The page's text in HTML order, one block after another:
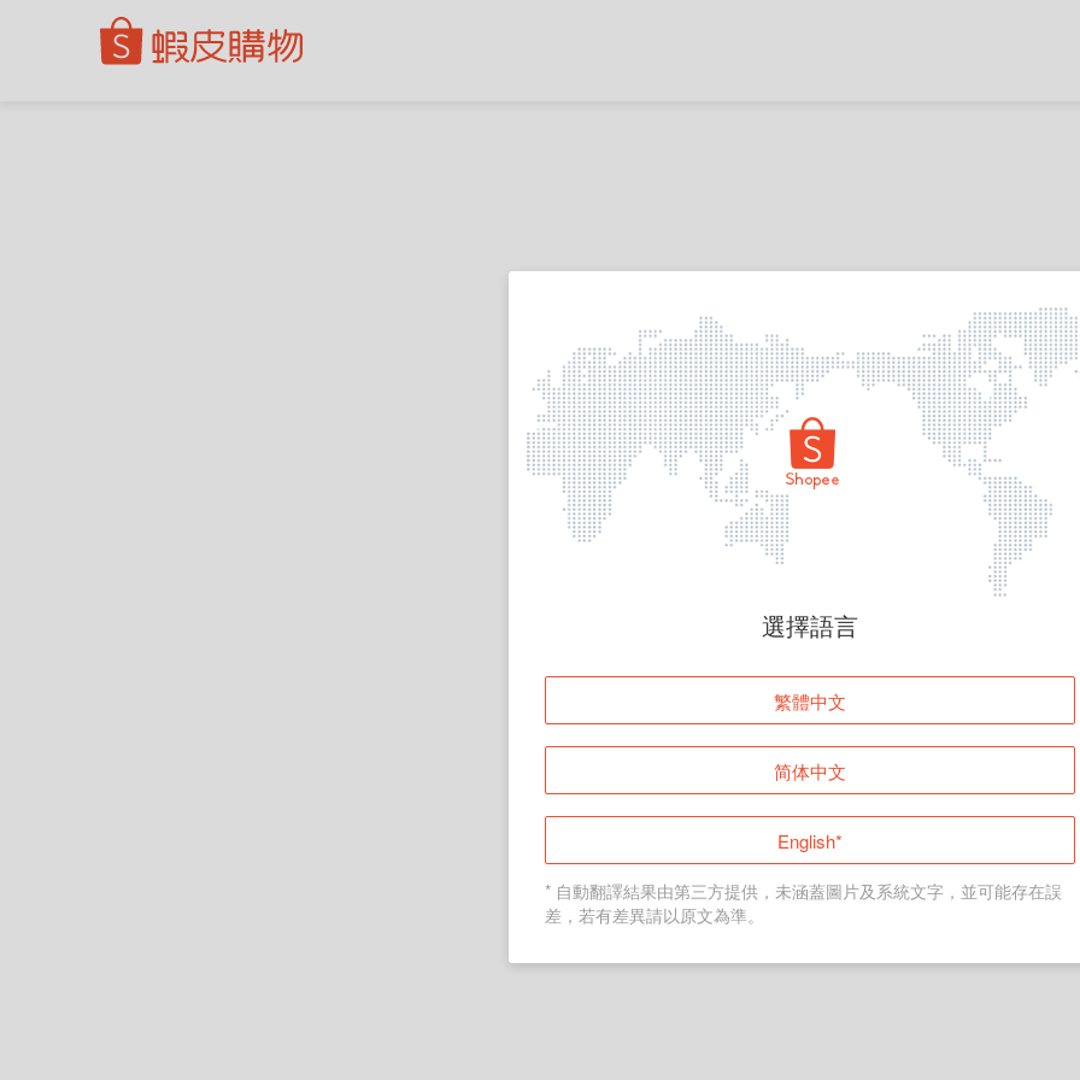
頁面無法顯示
登入
返回首頁
選擇語言
繁體中文
简体中文
English*
* 自動翻譯結果由第三方提供，未涵蓋圖片及系統文字，並可能存在誤
差，若有差異請以原文為準。